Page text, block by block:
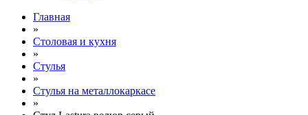
Главная
»
Столовая и кухня
»
Стулья
»
Стулья на металлокаркасе
»